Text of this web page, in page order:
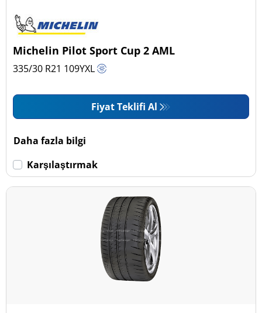
Michelin Pilot Sport Cup 2 AML
335/30 R21 109YXL
Fiyat Teklifi Al
Daha fazla bilgi
Karşılaştırmak